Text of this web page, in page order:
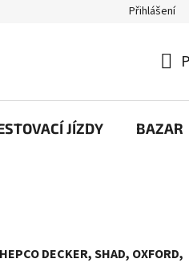
Přihlášení
JÍZDY BAZAR
DECKER, SHAD, OXFORD,